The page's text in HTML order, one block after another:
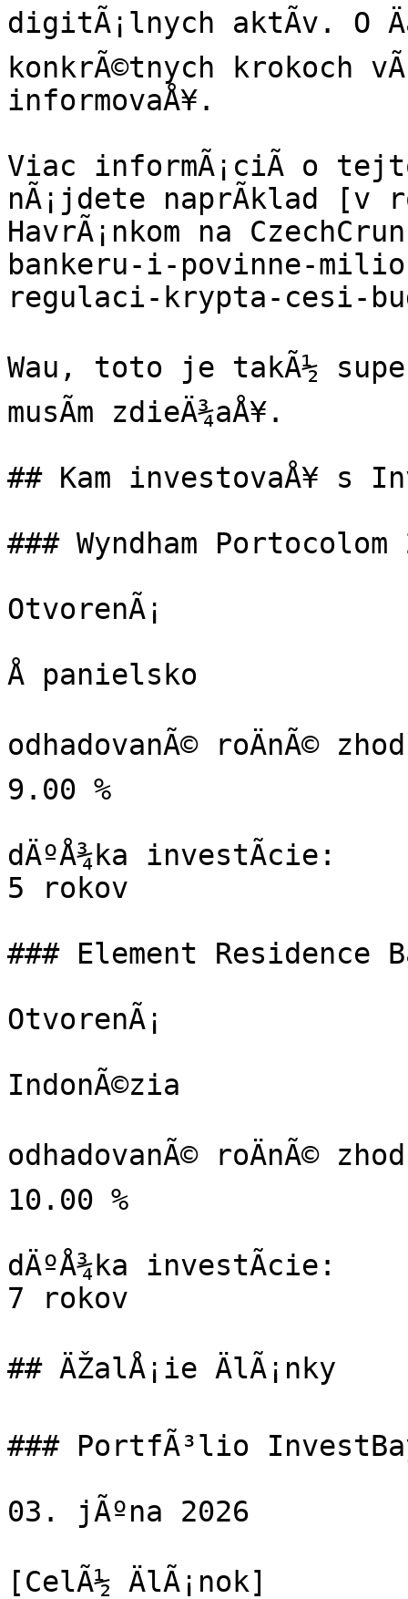
digitÃ¡lnych aktÃ­v. O
konkrÃ©tnych krokoch
informovaÅ¥.
Viac informÃ¡ciÃ­ o
nÃ¡jdete naprÃ­klad [v
HavrÃ¡nkom na
bankeru-i-povinne-
regulaci-krypta-cesi-
Wau, toto je takÃ½ super
musÃ­m zdieÄ¾aÅ¥.
## Kam investovaÅ¥ s
### Wyndham
OtvorenÃ¡
Å panielsko
odhadovanÃ© roÄnÃ©
9.00 %
dÄºÅ¾ka investÃ­cie:
5 rokov
### Element
OtvorenÃ¡
IndonÃ©zia
odhadovanÃ© roÄnÃ©
10.00 %
dÄºÅ¾ka investÃ­cie:
7 rokov
## ÄŽalÅ¡ie ÄlÃ¡nky
### PortfÃ³lio
03. jÃºna 2026
[CelÃ½ ÄlÃ¡nok]